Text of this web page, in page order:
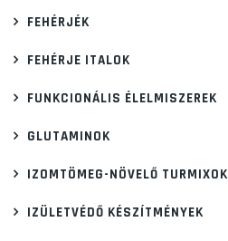
FEHÉRJÉK
FEHÉRJE ITALOK
FUNKCIONÁLIS ÉLELMISZEREK
GLUTAMINOK
IZOMTÖMEG-NÖVELŐ TURMIXOK
IZÜLETVÉDŐ KÉSZÍTMÉNYEK